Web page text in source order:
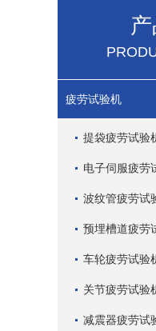
疲劳试验机
提袋疲劳试验
电子伺服疲劳
波纹管疲劳试
预埋槽道疲劳
车轮疲劳试验
关节疲劳试验
减震器疲劳试